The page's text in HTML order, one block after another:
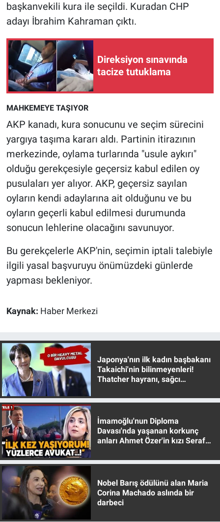
başkanvekili kura ile seçildi. Kuradan CHP
adayı İbrahim Kahraman çıktı.
Direksiyon sınavında
tacize tutuklama
MAHKEMEYE TAŞIYOR
AKP kanadı, kura sonucunu ve seçim sürecini
yargıya taşıma kararı aldı. Partinin itirazının
merkezinde, oylama turlarında "usule aykırı"
olduğu gerekçesiyle geçersiz kabul edilen oy
pusulaları yer alıyor. AKP, geçersiz sayılan
oyların kendi adaylarına ait olduğunu ve bu
oyların geçerli kabul edilmesi durumunda
sonucun lehlerine olacağını savunuyor.
Bu gerekçelerle AKP'nin, seçimin iptali talebiyle
ilgili yasal başvuruyu önümüzdeki günlerde
yapması bekleniyor.
Kaynak: Haber Merkezi
Japonya'nın ilk kadın başbakanı
Takaichi'nin bilinmeyenleri!
Thatcher hayranı, sağcı
İmamoğlu'nun Diploma
Davası'nda yaşanan korkunç
anları Ahmet Özer'in kızı Seraf
Nobel Barış ödülünü alan Maria
Corina Machado aslında bir
darbeci
Koronavirüs
Ne demişti
Nedir
Popüler
Programlar
Sağlık
Spor
Teknoloji
Türkiye'nin Gündemi
Yerel Gündem
Yerel Yaşam